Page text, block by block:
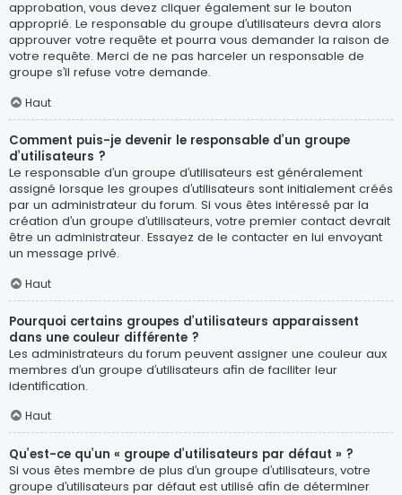
approbation, vous devez cliquer également sur le bouton
approprié. Le responsable du groupe d’utilisateurs devra alors
approuver votre requête et pourra vous demander la raison de
votre requête. Merci de ne pas harceler un responsable de
groupe s’il refuse votre demande.
Haut
Comment puis-je devenir le responsable d’un groupe
d’utilisateurs ?
Le responsable d’un groupe d’utilisateurs est généralement
assigné lorsque les groupes d’utilisateurs sont initialement créés
par un administrateur du forum. Si vous êtes intéressé par la
création d’un groupe d’utilisateurs, votre premier contact devrait
être un administrateur. Essayez de le contacter en lui envoyant
un message privé.
Haut
Pourquoi certains groupes d’utilisateurs apparaissent
dans une couleur différente ?
Les administrateurs du forum peuvent assigner une couleur aux
membres d’un groupe d’utilisateurs afin de faciliter leur
identification.
Haut
Qu’est-ce qu’un « groupe d’utilisateurs par défaut » ?
Si vous êtes membre de plus d’un groupe d’utilisateurs, votre
groupe d’utilisateurs par défaut est utilisé afin de déterminer